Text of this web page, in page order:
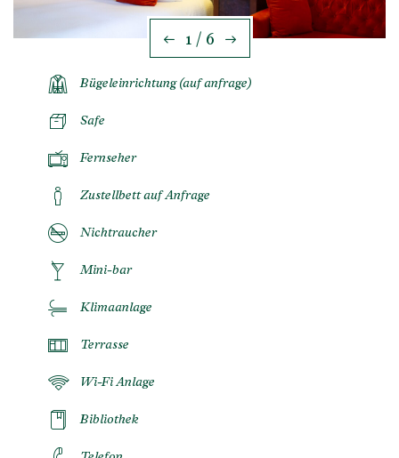
1 / 6
Bügeleinrichtung (auf anfrage)
Safe
Fernseher
Zustellbett auf Anfrage
Nichtraucher
Mini-bar
Klimaanlage
Terrasse
Wi-Fi Anlage
Bibliothek